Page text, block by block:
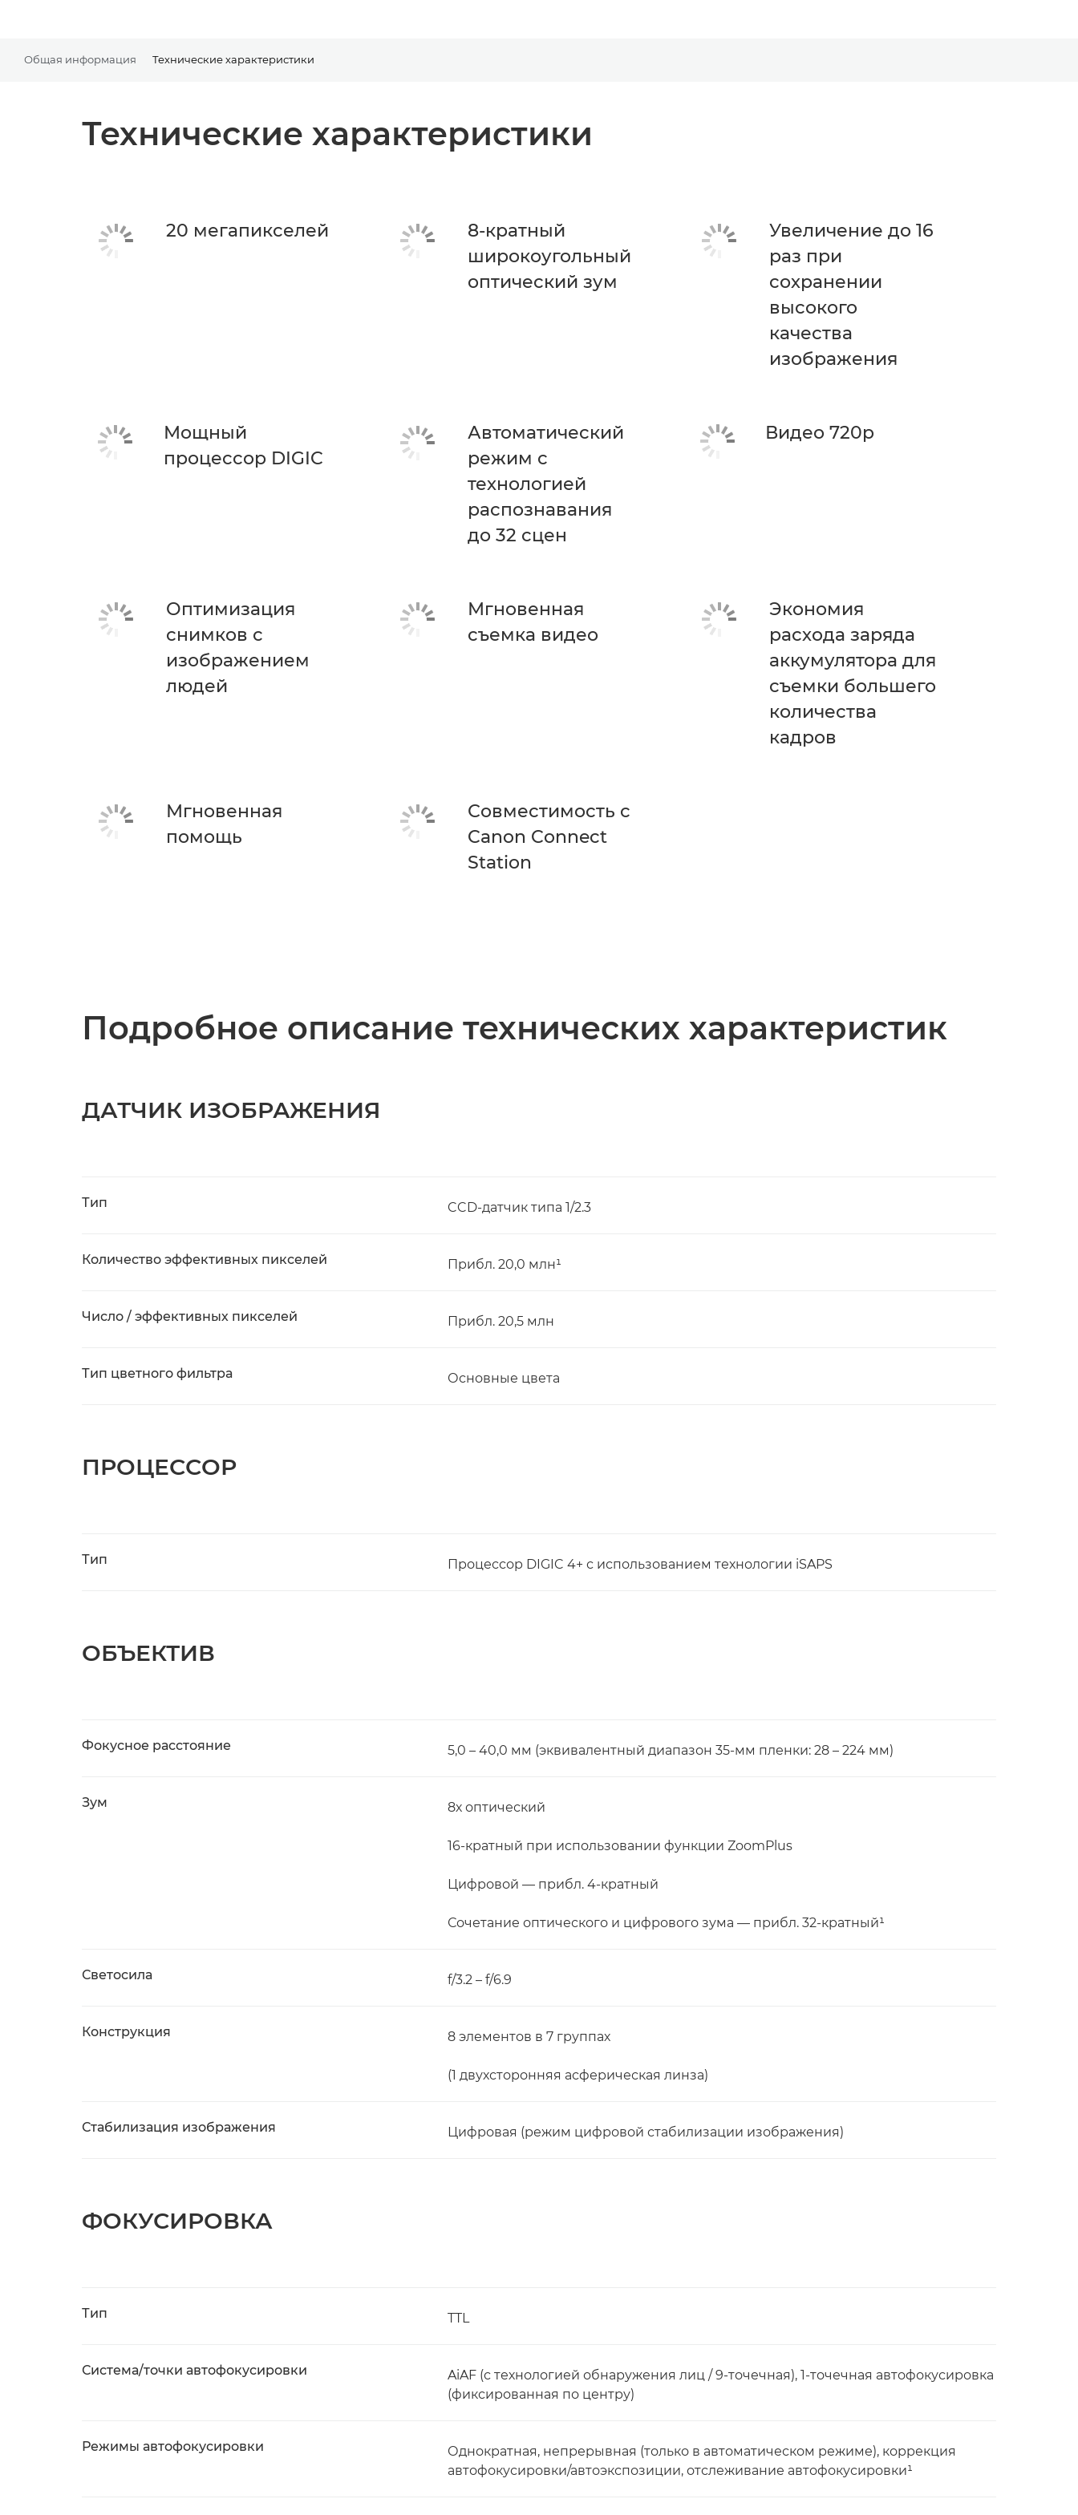
Общая информация Технические характеристики
Технические характеристики
20 мегапикселей
8-кратный
широкоугольный
оптический зум
Увеличение до 16
раз при
сохранении
высокого
качества
изображения
Мощный
процессор DIGIC
Автоматический
режим с
технологией
распознавания
до 32 сцен
Видео 720p
Оптимизация
снимков с
изображением
людей
Мгновенная
съемка видео
Экономия
расхода заряда
аккумулятора для
съемки большего
количества
кадров
Мгновенная
помощь
Совместимость с
Canon Connect
Station
Подробное описание технических характеристик
ДАТЧИК ИЗОБРАЖЕНИЯ
Тип CCD-датчик типа 1/2.3
Количество эффективных пикселей Прибл. 20,0 млн¹
Число / эффективных пикселей Прибл. 20,5 млн
Тип цветного фильтра Основные цвета
ПРОЦЕССОР
Тип Процессор DIGIC 4+ с использованием технологии iSAPS
ОБЪЕКТИВ
Фокусное расстояние 5,0 – 40,0 мм (эквивалентный диапазон 35-мм пленки: 28 – 224 мм)
Зум 8х оптический
16-кратный при использовании функции ZoomPlus
Цифровой — прибл. 4-кратный
Сочетание оптического и цифрового зума — прибл. 32-кратный¹
Светосила f/3.2 – f/6.9
Конструкция 8 элементов в 7 группах
(1 двухсторонняя асферическая линза)
Стабилизация изображения Цифровая (режим цифровой стабилизации изображения)
ФОКУСИРОВКА
Тип TTL
Система/точки автофокусировки
AiAF (с технологией обнаружения лиц / 9-точечная), 1-точечная автофокусировка
(фиксированная по центру)
Режимы автофокусировки
Однократная, непрерывная (только в автоматическом режиме), коррекция
автофокусировки/автоэкспозиции, отслеживание автофокусировки¹